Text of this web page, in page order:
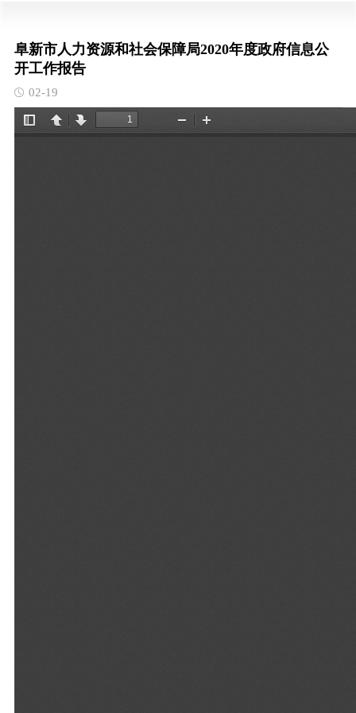
阜新市人力资源和社会保障局2020年度政府信息公
开工作报告
02-19